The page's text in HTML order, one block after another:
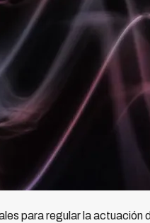
para regular la actuación